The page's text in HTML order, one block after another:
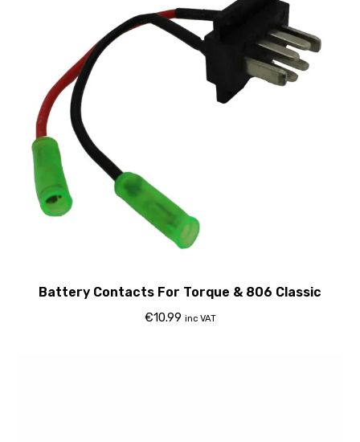
Battery Contacts For Torque & 806 Classic
€10.99 inc VAT